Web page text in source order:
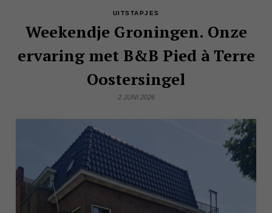
UITSTAPJES
Weekendje Groningen. Onze
ervaring met B&B Pied à Terre
Oostersingel
2 JUNI 2026